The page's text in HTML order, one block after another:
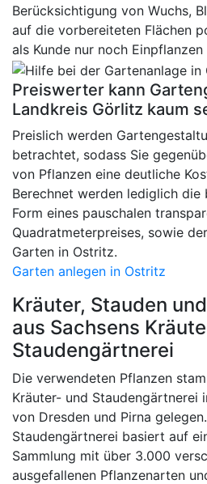
Berücksichtigung von Wuchs,
auf die vorbereiteten Flächen
als Kunde nur noch Einpflanzen
Preiswerter kann
Landkreis Görlitz kaum
Preislich werden
betrachtet, sodass Sie
von Pflanzen eine deutliche
Berechnet werden lediglich
Form eines pauschalen
Quadratmeterpreises, sowie
Garten in Ostritz.
Garten anlegen in Ostritz
Kräuter, Stauden
aus Sachsens
Staudengärtnerei
Die verwendeten Pflanzen
Kräuter- und Staudengärtnerei
von Dresden und Pirna
Staudengärtnerei basiert auf
Sammlung mit über 3.000
ausgefallenen Pflanzenarten